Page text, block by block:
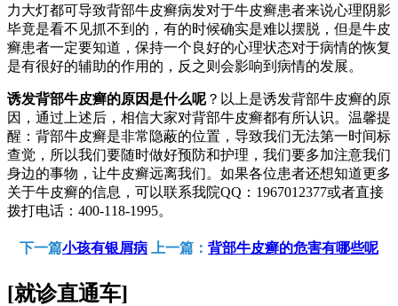
力大灯都可导致背部牛皮癣病发对于牛皮癣患者来说心理阴影
毕竟是看不见抓不到的，有的时候确实是难以摆脱，但是牛皮
癣患者一定要知道，保持一个良好的心理状态对于病情的恢复
是有很好的辅助的作用的，反之则会影响到病情的发展。
诱发背部牛皮癣的原因是什么呢？以上是诱发背部牛皮癣的原
因，通过上述后，相信大家对背部牛皮癣都有所认识。温馨提
醒：背部牛皮癣是非常隐蔽的位置，导致我们无法第一时间标
查觉，所以我们要随时做好预防和护理，我们要多加注意我们
身边的事物，让牛皮癣远离我们。如果各位患者还想知道更多
关于牛皮癣的信息，可以联系我院QQ：1967012377或者直接
拨打电话：400-118-1995。
下一篇小孩有银屑病 上一篇： 背部牛皮癣的危害有哪些呢
[就诊直通车]